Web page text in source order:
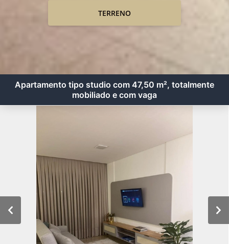
TERRENO
Apartamento tipo studio com 47,50 m², totalmente
mobiliado e com vaga